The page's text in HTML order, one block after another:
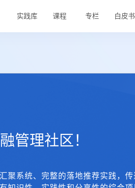
实践库 课程 专栏 白皮书
管理社区！
聚系统、完整的落地推荐实践，